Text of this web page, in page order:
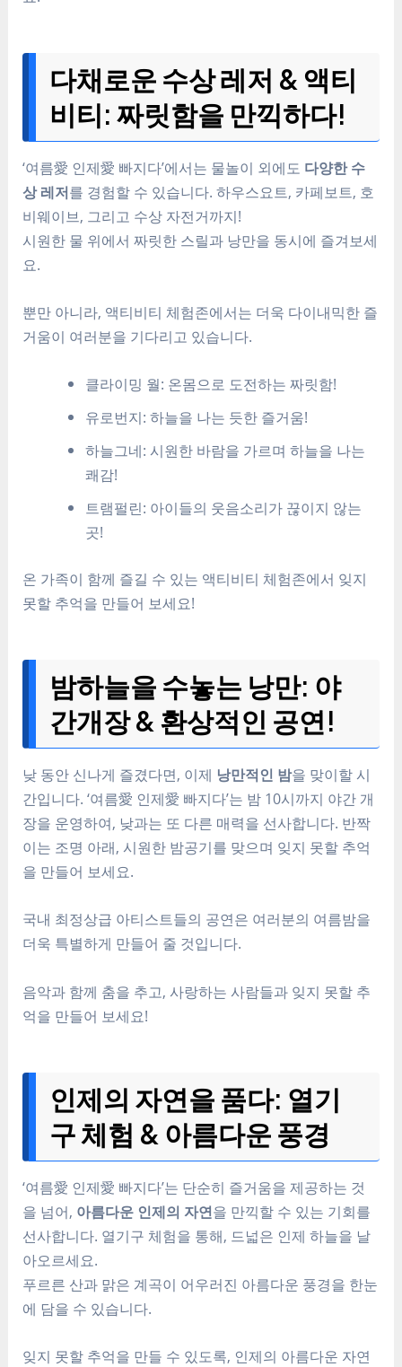
다채로운 수상 레저 & 액티
비티: 짜릿함을 만끽하다!
‘여름愛 인제愛 빠지다’에서는 물놀이 외에도 다양한 수
상 레저를 경험할 수 있습니다. 하우스요트, 카페보트, 호
비웨이브, 그리고 수상 자전거까지!
시원한 물 위에서 짜릿한 스릴과 낭만을 동시에 즐겨보세
요.
뿐만 아니라, 액티비티 체험존에서는 더욱 다이내믹한 즐
거움이 여러분을 기다리고 있습니다.
클라이밍 월: 온몸으로 도전하는 짜릿함!
유로번지: 하늘을 나는 듯한 즐거움!
하늘그네: 시원한 바람을 가르며 하늘을 나는
쾌감!
트램펄린: 아이들의 웃음소리가 끊이지 않는
곳!
온 가족이 함께 즐길 수 있는 액티비티 체험존에서 잊지
못할 추억을 만들어 보세요!
밤하늘을 수놓는 낭만: 야
간개장 & 환상적인 공연!
낮 동안 신나게 즐겼다면, 이제 낭만적인 밤을 맞이할 시
간입니다. ‘여름愛 인제愛 빠지다’는 밤 10시까지 야간 개
장을 운영하여, 낮과는 또 다른 매력을 선사합니다. 반짝
이는 조명 아래, 시원한 밤공기를 맞으며 잊지 못할 추억
을 만들어 보세요.
국내 최정상급 아티스트들의 공연은 여러분의 여름밤을
더욱 특별하게 만들어 줄 것입니다.
음악과 함께 춤을 추고, 사랑하는 사람들과 잊지 못할 추
억을 만들어 보세요!
인제의 자연을 품다: 열기
구 체험 & 아름다운 풍경
‘여름愛 인제愛 빠지다’는 단순히 즐거움을 제공하는 것
을 넘어, 아름다운 인제의 자연을 만끽할 수 있는 기회를
선사합니다. 열기구 체험을 통해, 드넓은 인제 하늘을 날
아오르세요.
푸르른 산과 맑은 계곡이 어우러진 아름다운 풍경을 한눈
에 담을 수 있습니다.
잊지 못할 추억을 만들 수 있도록, 인제의 아름다운 자연